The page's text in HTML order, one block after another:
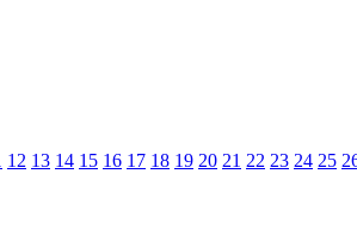
12 13 14 15 16 17 18 19 20 21 22 23 24 25